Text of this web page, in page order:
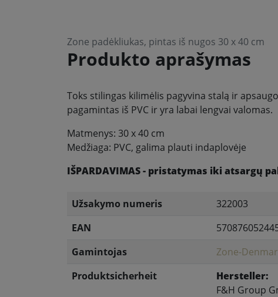
Zone padėkliukas, pintas iš nugos 30 x 40 cm
Produkto aprašymas
Toks stilingas kilimėlis pagyvina stalą ir
pagamintas iš PVC ir yra labai lengvai valomas.
Matmenys: 30 x 40 cm
Medžiaga: PVC, galima plauti indaplovėje
IŠPARDAVIMAS - pristatymas iki atsargų
Užsakymo numeris
322003
EAN
Gamintojas
Zone-
Produktsicherheit
Hersteller:
F&H Group